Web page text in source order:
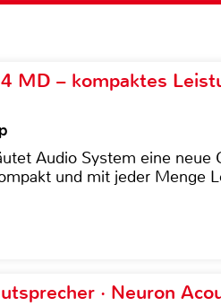
MD – kompaktes
Audio System eine neue
und mit jeder Menge
· Neuron